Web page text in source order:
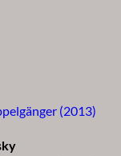
(2013)